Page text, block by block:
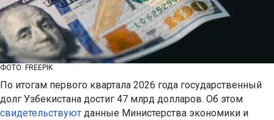
ФОТО: FREEPIK
По итогам первого квартала 2026 года государственный
долг Узбекистана достиг 47 млрд долларов. Об этом
свидетельствуют данные Министерства экономики и